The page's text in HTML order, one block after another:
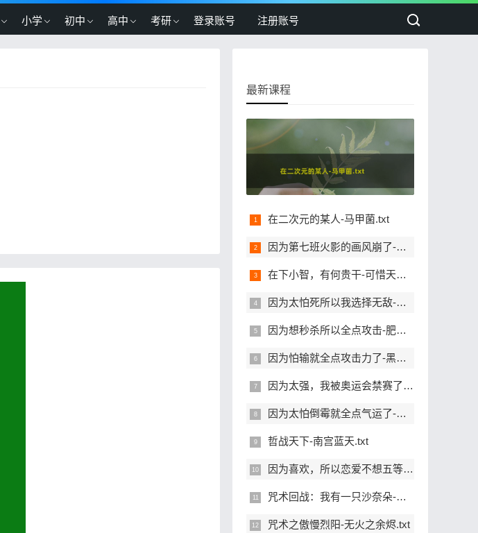
小学 初中 高中 考研 登录账号 注册账号
最新课程
在二次元的某人-马甲菌.txt
因为第七班火影的画风崩了-佛系小道.txt
在下小智，有何贵干-可惜天下.txt
因为太怕死所以我选择无敌-疯狂的飞刀.txt
因为想秒杀所以全点攻击-肥龙果酱.txt
因为怕输就全点攻击力了-黑猫假面.txt
因为太强，我被奥运会禁赛了-八色猫.txt
因为太怕倒霉就全点气运了-亿点玄机.txt
哲战天下-南宫蓝天.txt
因为喜欢，所以恋爱不想五等分-咬一口苹果核.txt
咒术回战：我有一只沙奈朵-第三魔法使.txt
咒术之傲慢烈阳-无火之余烬.txt